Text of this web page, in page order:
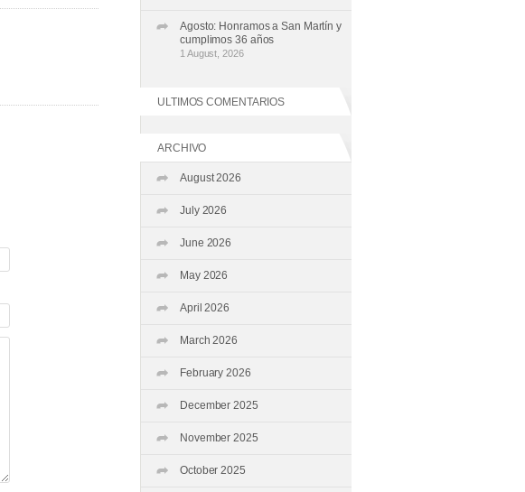
Agosto: Honramos a San Martín y
cumplimos 36 años
1 August, 2026
ULTIMOS COMENTARIOS
ARCHIVO
August 2026
July 2026
June 2026
May 2026
April 2026
March 2026
February 2026
December 2025
November 2025
October 2025